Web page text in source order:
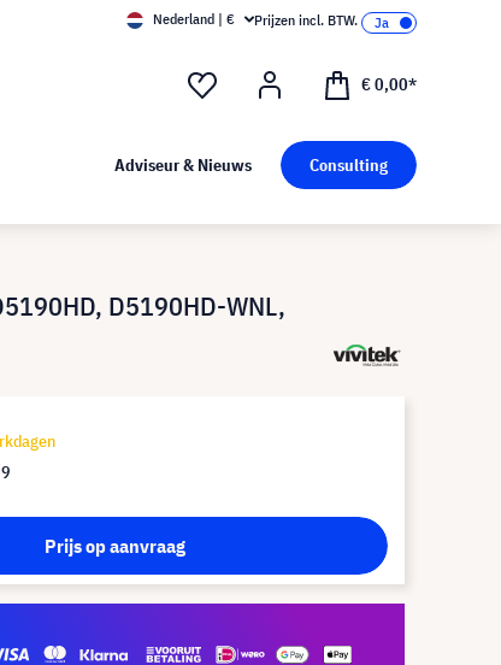
Nederland | € Prijzen incl. BTW.
€ 0,00*
Adviseur & Nieuws Consulting
D5190HD-WNL,
Prijs op aanvraag